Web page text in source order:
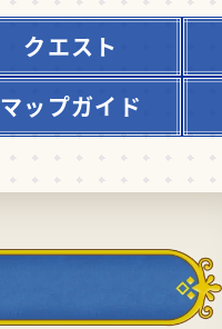
クエスト
マップガイド